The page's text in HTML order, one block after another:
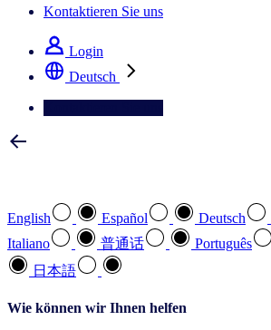
Kontaktieren Sie uns
Login
Deutsch
English Español Deutsch
Italiano
普通话 Português
日本語
Wie können wir Ihnen helfen